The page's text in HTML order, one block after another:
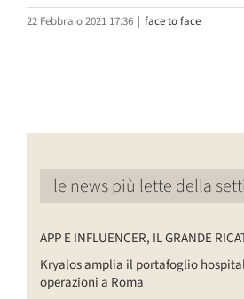
22 Febbraio 2021 17:36 | face to face
le news più lette della
APP E INFLUENCER, IL GRANDE
Kryalos amplia il portafoglio
operazioni a Roma